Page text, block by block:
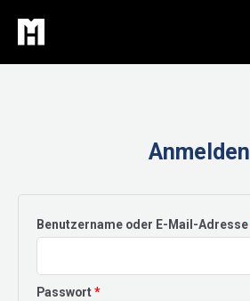
Inhalt
springen
Anmelden
Benutzername oder E-Mail-Adresse
Passwort*Erforderlich